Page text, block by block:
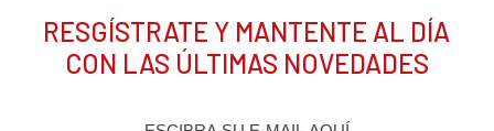
RESGÍSTRATE Y MANTENTE AL DÍA
CON LAS ÚLTIMAS NOVEDADES